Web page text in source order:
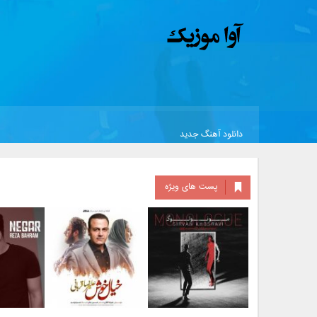
دانلود آهنگ جدید
پست های ویژه